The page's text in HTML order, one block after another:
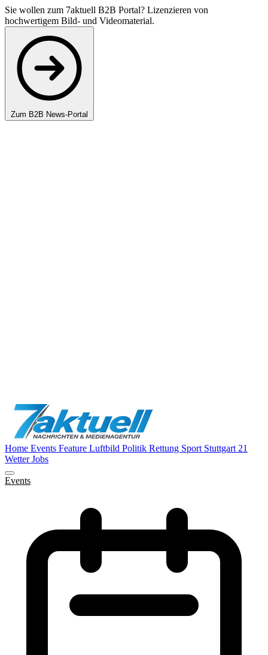
Sie wollen zum 7aktuell B2B Portal? Lizenzieren von
hochwertigem Bild- und Videomaterial.
Zum B2B News-Portal
Home Events Feature Luftbild Politik Rettung Sport Stuttgart 21
WetterJobs
Events